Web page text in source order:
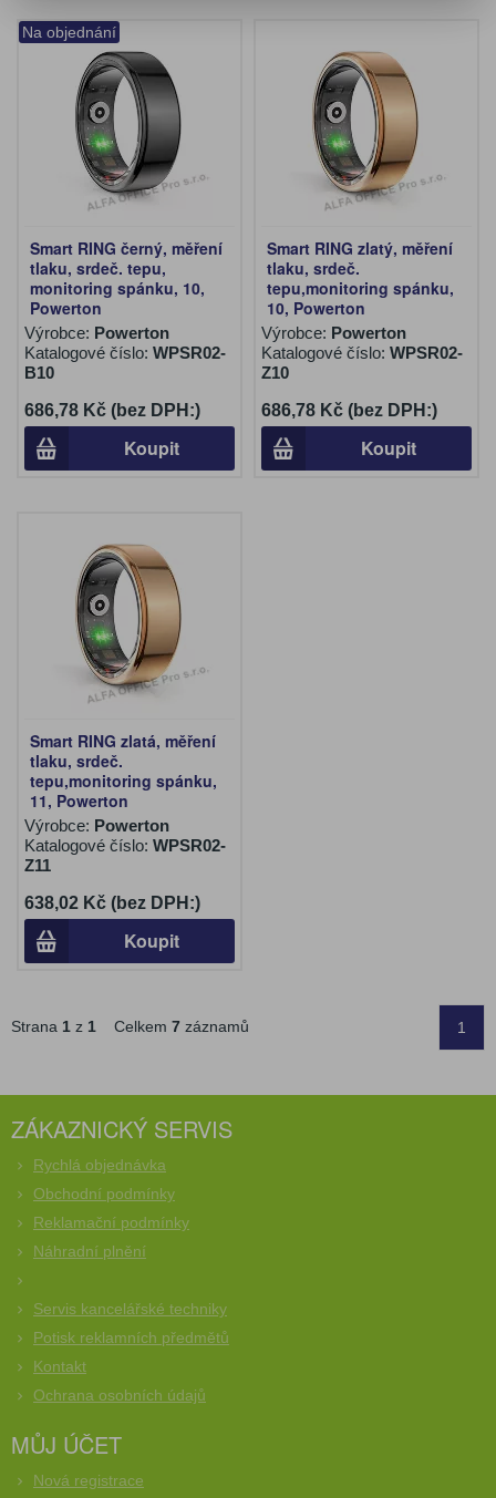
Na objednání
Smart RING černý, měření
tlaku, srdeč. tepu,
monitoring spánku, 10,
Powerton
Výrobce: Powerton
Katalogové číslo: WPSR02-
B10
686,78 Kč (bez DPH:)
Koupit
Smart RING zlatý, měření
tlaku, srdeč.
tepu,monitoring spánku,
10, Powerton
Výrobce: Powerton
Katalogové číslo: WPSR02-
Z10
686,78 Kč (bez DPH:)
Koupit
Smart RING zlatá, měření
tlaku, srdeč.
tepu,monitoring spánku,
11, Powerton
Výrobce: Powerton
Katalogové číslo: WPSR02-
Z11
638,02 Kč (bez DPH:)
Koupit
Strana 1 z 1 Celkem 7 záznamů 1
ZÁKAZNICKÝ SERVIS
Rychlá objednávka
Obchodní podmínky
Reklamační podmínky
Náhradní plnění
Servis kancelářské techniky
Potisk reklamních předmětů
Kontakt
Ochrana osobních údajů
MŮJ ÚČET
Nová registrace